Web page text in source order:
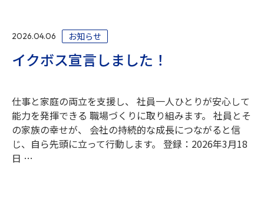
2026.04.06 お知らせ
イクボス宣言しました！
仕事と家庭の両立を支援し、 社員一人ひとりが安心して
能力を発揮できる 職場づくりに取り組みます。 社員とそ
の家族の幸せが、 会社の持続的な成長につながると信
じ、自ら先頭に立って行動します。 登録：2026年3月18
日 …